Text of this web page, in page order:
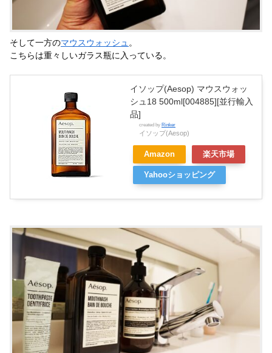
そして一方のマウスウォッシュ 。
こちらは重々しいガラス瓶に入っている。
イソップ(Aesop) マウスウォッ
シュ18 500ml[004885][並行輸入
品]
created by Rinker
イソップ(Aesop)
Amazon 楽天市場
Yahooショッピング